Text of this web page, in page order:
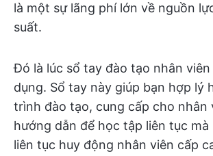
là một sự lãng phí lớn về nguồn
suất.
Đó là lúc sổ tay đào tạo nhân
dụng. Sổ tay này giúp bạn hợp lý
trình đào tạo, cung cấp cho nhân
hướng dẫn để học tập liên tục mà
liên tục huy động nhân viên cấp